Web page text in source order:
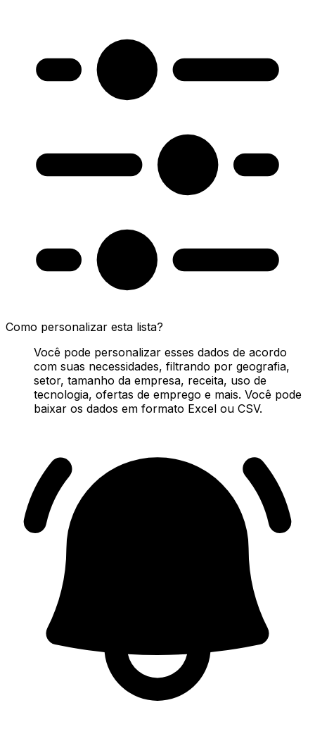
Como personalizar esta lista?
Você pode personalizar esses dados de acordo
com suas necessidades, filtrando por geografia,
setor, tamanho da empresa, receita, uso de
tecnologia, ofertas de emprego e mais. Você pode
baixar os dados em formato Excel ou CSV.